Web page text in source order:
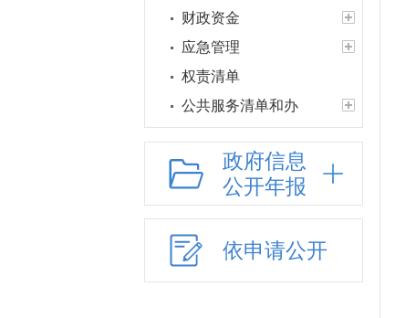
财政资金
应急管理
权责清单
公共服务清单和办
理结果
权力运行结果
人口与计生
网上政务服务
义务教育
政府信息
公开年报
依申请公开